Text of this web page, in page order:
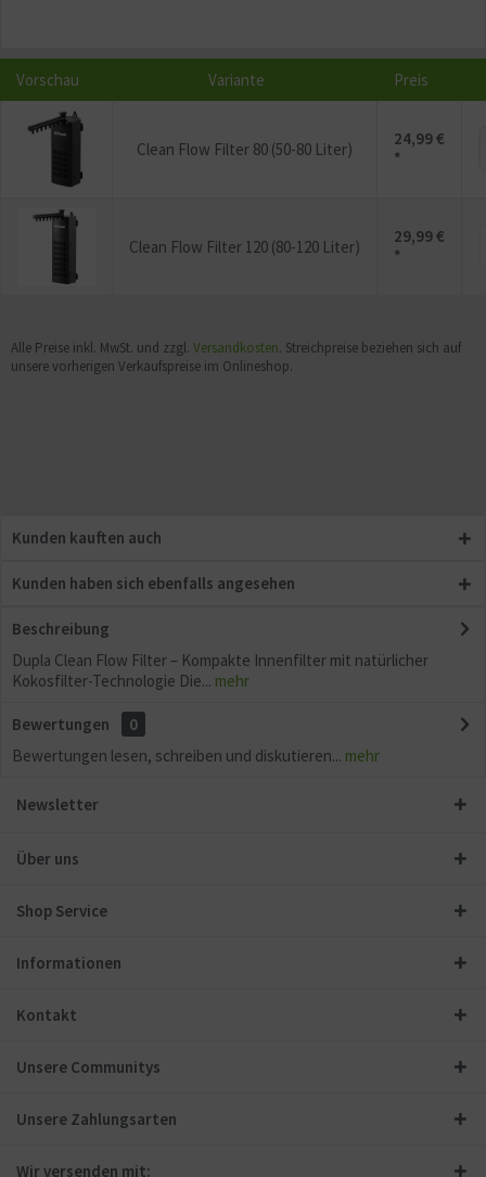
Vorschau Variante Preis
Clean Flow Filter 80 (50-80 Liter)
24,99 €
*
Clean Flow Filter 120 (80-120 Liter)
29,99 €
*
Alle Preise inkl. MwSt. und zzgl. Versandkosten. Streichpreise beziehen sich auf
unsere vorherigen Verkaufspreise im Onlineshop.
Kunden kauften auch
Kunden haben sich ebenfalls angesehen
Beschreibung
Dupla Clean Flow Filter – Kompakte Innenfilter mit natürlicher
Kokosfilter-Technologie Die... mehr
Bewertungen
0
Bewertungen lesen, schreiben und diskutieren... mehr
Newsletter
Über uns
Shop Service
Informationen
Kontakt
Unsere Communitys
Unsere Zahlungsarten
Wir versenden mit: